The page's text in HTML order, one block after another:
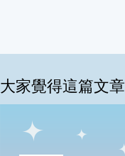
大家覺得這篇文章